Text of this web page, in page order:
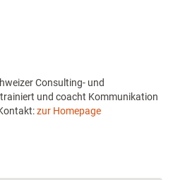
Consulting- und
und coacht Kommunikation
zur Homepage